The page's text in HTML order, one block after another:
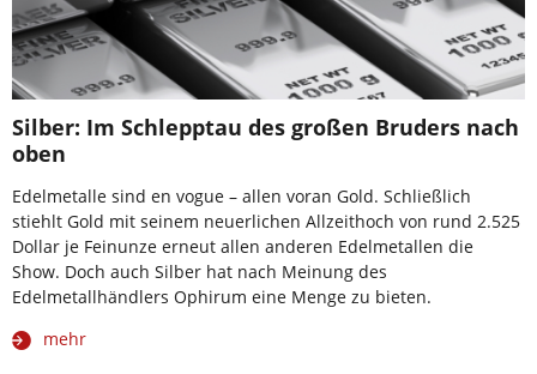
Silber: Im Schlepptau des großen Bruders nach
oben
Edelmetalle sind en vogue – allen voran Gold. Schließlich
stiehlt Gold mit seinem neuerlichen Allzeithoch von rund 2.525
Dollar je Feinunze erneut allen anderen Edelmetallen die
Show. Doch auch Silber hat nach Meinung des
Edelmetallhändlers Ophirum eine Menge zu bieten.
mehr